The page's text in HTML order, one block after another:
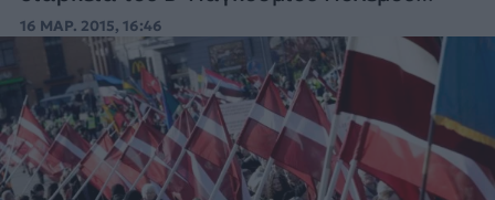
διαδήλωσαν σήμερα στη Ρίγα
16 ΜΑΡ. 2015, 16:46